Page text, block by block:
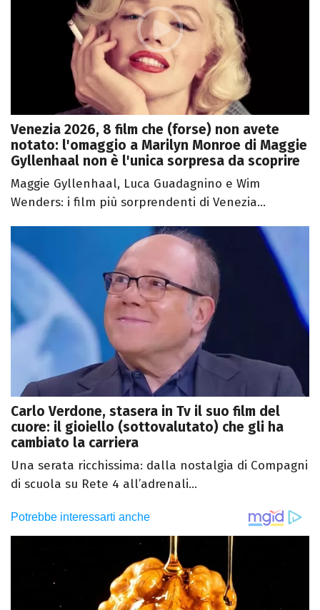
Venezia 2026, 8 film che (forse) non avete
notato: l'omaggio a Marilyn Monroe di Maggie
Gyllenhaal non è l'unica sorpresa da scoprire
Maggie Gyllenhaal, Luca Guadagnino e Wim
Wenders: i film più sorprendenti di Venezia...
Carlo Verdone, stasera in Tv il suo film del
cuore: il gioiello (sottovalutato) che gli ha
cambiato la carriera
Una serata ricchissima: dalla nostalgia di Compagni
di scuola su Rete 4 all’adrenali...